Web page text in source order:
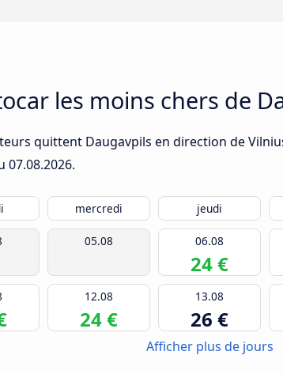
les moins chers de
quittent Daugavpils en direction de
07.08.2026.
mercredi jeudi
05.08 06.08
24 €
12.08
24 €
13.08
26 €
Afficher plus de jours